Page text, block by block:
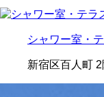
シャワー室・
新宿区百人町